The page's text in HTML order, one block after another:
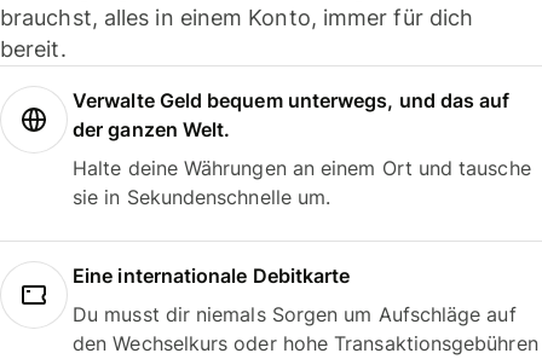
brauchst, alles in einem Konto, immer für dich
bereit.
Verwalte Geld bequem unterwegs, und das auf
der ganzen Welt.
Halte deine Währungen an einem Ort und tausche
sie in Sekundenschnelle um.
Eine internationale Debitkarte
Du musst dir niemals Sorgen um Aufschläge auf
den Wechselkurs oder hohe Transaktionsgebühren